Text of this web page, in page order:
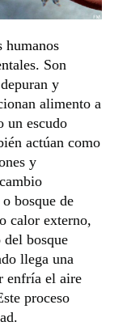
humanos
. Son
y
alimento a
un escudo
actúan como
y
bosque de
calor externo,
bosque
llega una
enfría el aire
proceso